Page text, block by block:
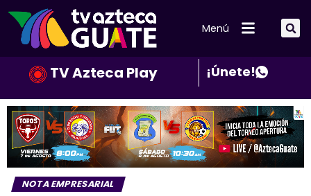
Menú
TV Azteca Play ¡Únete!
NOTA EMPRESARIAL